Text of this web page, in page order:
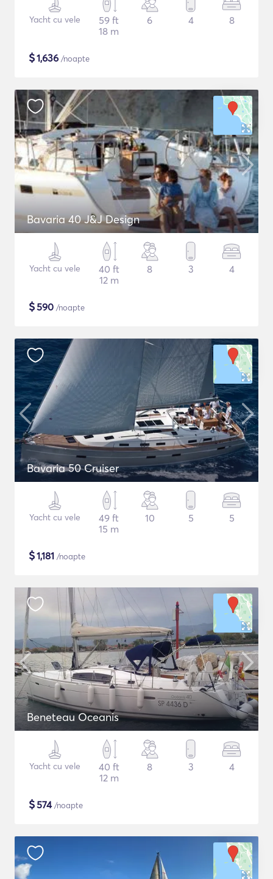
Yacht cu vele
59 ft
18 m
6 4 8
$1,636 /noapte
Bavaria 40 J&J Design
Yacht cu vele
40 ft
12 m
8 3 4
$590 /noapte
Bavaria 50 Cruiser
Yacht cu vele
49 ft
15 m
10 5 5
$1,181 /noapte
Beneteau Oceanis
Yacht cu vele
40 ft
12 m
8 3 4
$574/noapte